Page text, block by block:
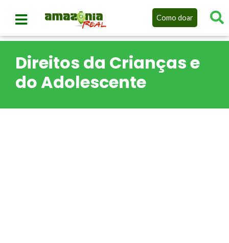
Como doar
Direitos da Crianças e
do Adolescente